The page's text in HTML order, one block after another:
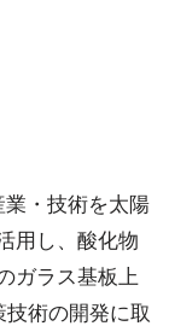
・技術を太陽
用し、酸化物
ガラス基板上
術の開発に取